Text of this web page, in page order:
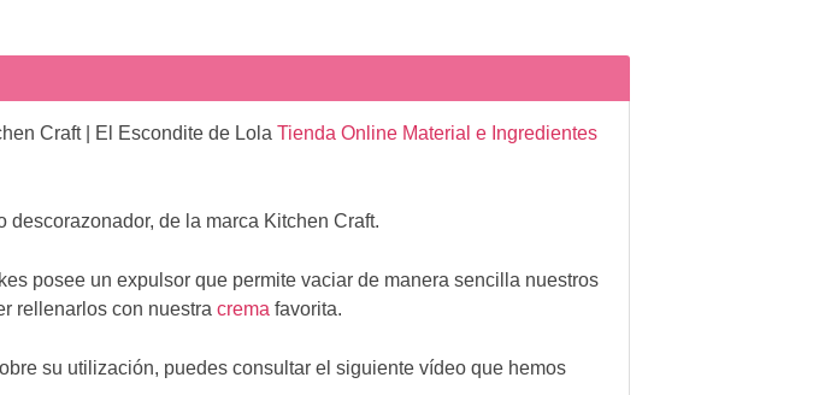
Craft| El Escondite de Lola Tienda Online Material e Ingredientes
descorazonador, de la marca Kitchen Craft.
posee un expulsor que permite vaciar de manera sencilla nuestros
rellenarlos con nuestra crema favorita.
su utilización, puedes consultar el siguiente vídeoque hemos